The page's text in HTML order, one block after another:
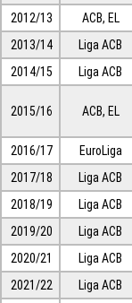
2012/13 ACB, EL
2013/14
Liga ACB
2014/15
Liga ACB
2015/16 ACB, EL
2016/17 EuroLiga
2017/18
Liga ACB
2018/19
Liga ACB
2019/20
Liga ACB
2020/21
Liga ACB
2021/22
Liga ACB